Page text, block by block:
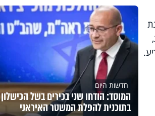
חדשות היום
המוסד: הודחו שני בכירים בשל הכישלון
בתוכנית להפלת המשטר האיראני